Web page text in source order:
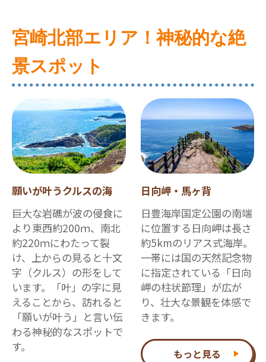
宮崎北部エリア！神秘的な絶
景スポット
願いが叶うクルスの海
巨大な岩礁が波の侵食に
より東西約200ｍ、南北
約220ｍにわたって裂
け、上からの見ると十文
字（クルス）の形をして
います。「叶」の字に見
えることから、訪れると
「願いが叶う」と言い伝
わる神秘的なスポットで
す。
日向岬・馬ヶ背
日豊海岸国定公園の南端
に位置する日向岬は長さ
約5kmのリアス式海岸。
一帯には国の天然記念物
に指定されている「日向
岬の柱状節理」が広が
り、壮大な景観を体感で
きます。
もっと見る